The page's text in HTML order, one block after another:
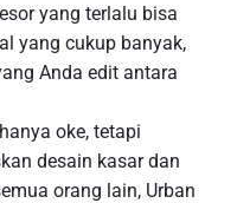
yang terlalu bisa
yang cukup banyak,
Anda edit antara
oke, tetapi
desain kasar dan
orang lain, Urban